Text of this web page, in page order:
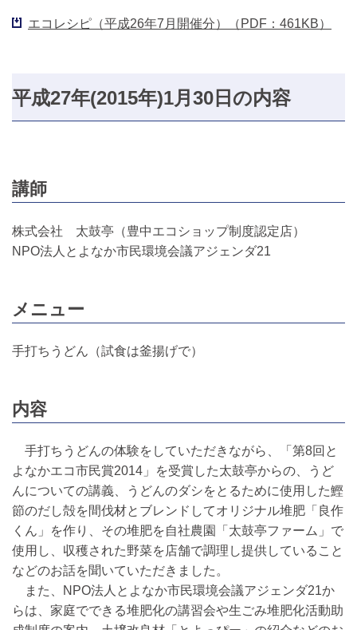
エコレシピ（平成26年7月開催分）（PDF：461KB）
平成27年(2015年)1月30日の内容
講師
株式会社 太鼓亭（豊中エコショップ制度認定店）
NPO法人とよなか市民環境会議アジェンダ21
メニュー
手打ちうどん（試食は釜揚げで）
内容
手打ちうどんの体験をしていただきながら、「第8回と
よなかエコ市民賞2014」を受賞した太鼓亭からの、うど
んについての講義、うどんのダシをとるために使用した鰹
節のだし殻を間伐材とブレンドしてオリジナル堆肥「良作
くん」を作り、その堆肥を自社農園「太鼓亭ファーム」で
使用し、収穫された野菜を店舗で調理し提供していること
などのお話を聞いていただきました。
また、NPO法人とよなか市民環境会議アジェンダ21か
らは、家庭でできる堆肥化の講習会や生ごみ堆肥化活動助